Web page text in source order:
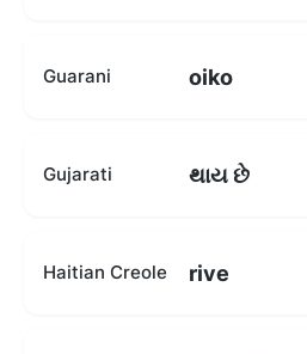
Guarani oiko
Gujarati થાય છે
Haitian Creole rive